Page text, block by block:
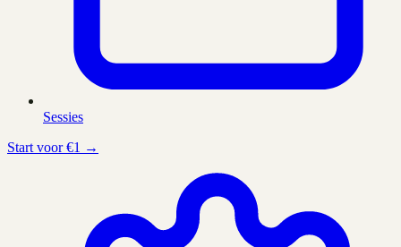
Sessies
Start voor €1 →